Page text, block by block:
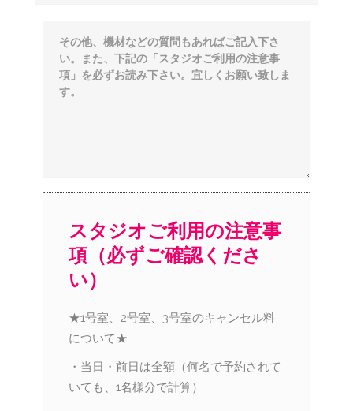
スタジオご利用の注意事
項（必ずご確認くださ
い）
★1号室、2号室、3号室のキャンセル料
について★
・当日・前日は全額（何名で予約されて
いても、1名様分で計算）